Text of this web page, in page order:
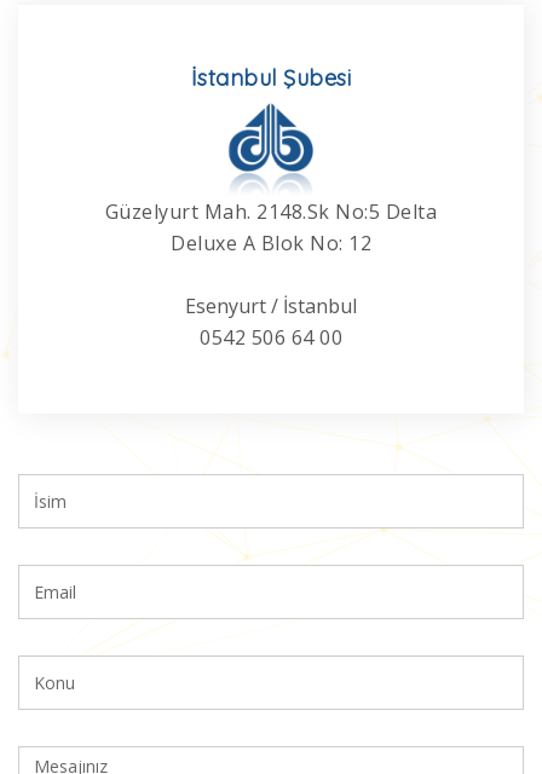
İstanbul Şubesi
Güzelyurt Mah. 2148.Sk No:5 Delta
Deluxe A Blok No: 12
Esenyurt / İstanbul
0542 506 64 00